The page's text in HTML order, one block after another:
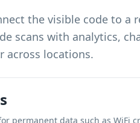
the visible code to
scans with analytics,
across locations.
permanent data such as WiFi